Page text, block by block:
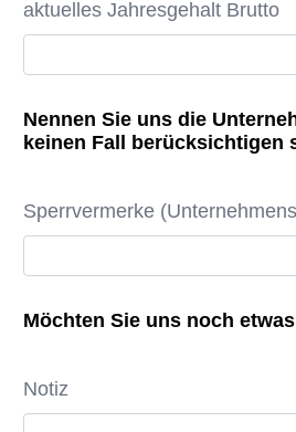
aktuelles Jahresgehalt Brutto
Nennen Sie uns die
keinen Fall berücksichtigen
Sperrvermerke
Möchten Sie uns noch
Notiz